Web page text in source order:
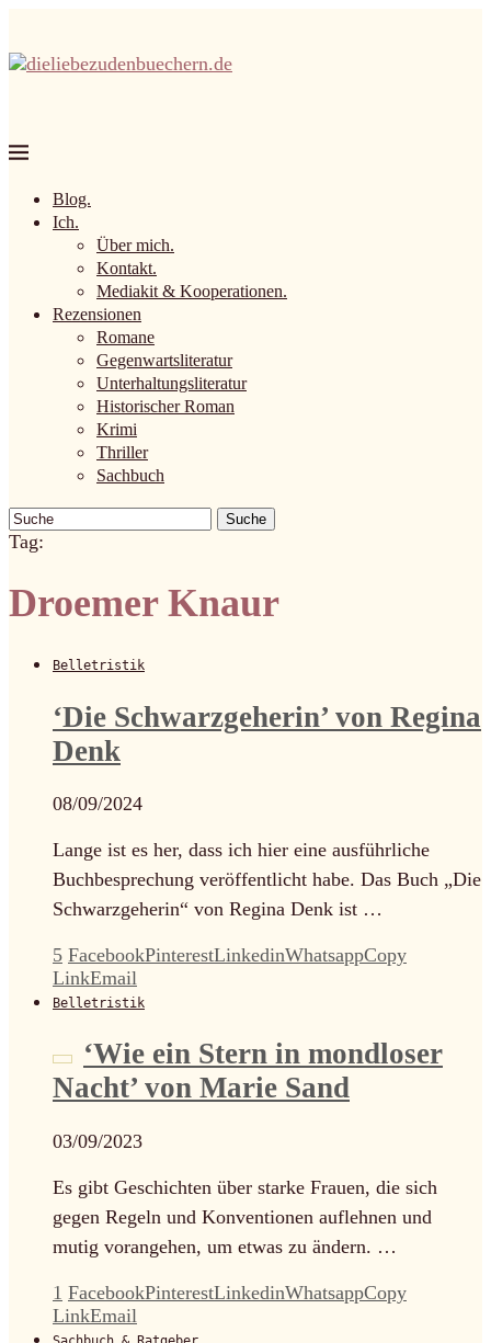
Blog.
Ich.
Über mich.
Kontakt.
Mediakit & Kooperationen.
Rezensionen
Romane
Gegenwartsliteratur
Unterhaltungsliteratur
Historischer Roman
Krimi
Thriller
Sachbuch
Suche
Tag:
Droemer Knaur
Belletristik
‘Die Schwarzgeherin’ von Regina
Denk
08/09/2024
Lange ist es her, dass ich hier eine ausführliche
Buchbesprechung veröffentlicht habe. Das Buch „Die
Schwarzgeherin“ von Regina Denk ist …
5 FacebookPinterestLinkedinWhatsappCopy
LinkEmail
Belletristik
‘Wie ein Stern in mondloser
Nacht’ von Marie Sand
03/09/2023
Es gibt Geschichten über starke Frauen, die sich
gegen Regeln und Konventionen auflehnen und
mutig vorangehen, um etwas zu ändern. …
1 FacebookPinterestLinkedinWhatsappCopy
LinkEmail